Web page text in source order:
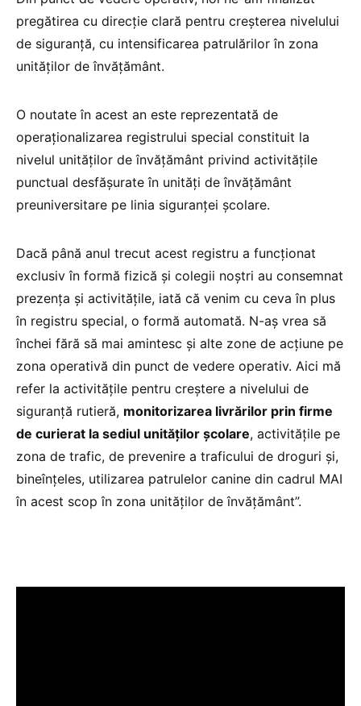
pregătirea cu direcție clară pentru creșterea nivelului
de siguranță, cu intensificarea patrulărilor în zona
unităților de învățământ.
O noutate în acest an este reprezentată de
operaționalizarea registrului special constituit la
nivelul unităților de învățământ privind activitățile
punctual desfășurate în unități de învățământ
preuniversitare pe linia siguranței școlare.
Dacă până anul trecut acest registru a funcționat
exclusiv în formă fizică și colegii noștri au consemnat
prezența și activitățile, iată că venim cu ceva în plus
în registru special, o formă automată. N-aș vrea să
închei fără să mai amintesc și alte zone de acțiune pe
zona operativă din punct de vedere operativ. Aici mă
refer la activitățile pentru creștere a nivelului de
siguranță rutieră, monitorizarea livrărilor prin firme
de curierat la sediul unităților școlare, activitățile pe
zona de trafic, de prevenire a traficului de droguri și,
bineînțeles, utilizarea patrulelor canine din cadrul MAI
în acest scop în zona unităților de învățământ”.